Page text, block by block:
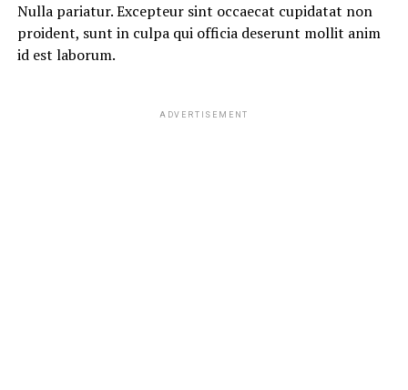
Nulla pariatur. Excepteur sint occaecat cupidatat non
proident, sunt in culpa qui officia deserunt mollit anim
id est laborum.
ADVERTISEMENT